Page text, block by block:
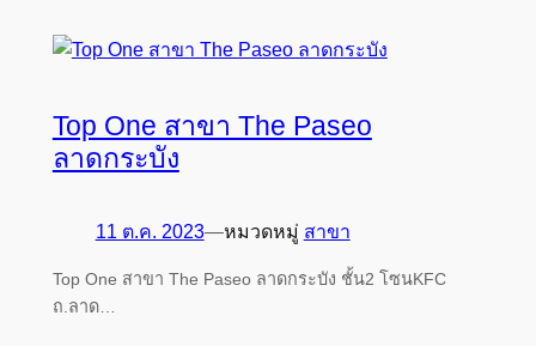
Top One สาขา The Paseo
ลาดกระบัง
11 ต.ค. 2023—หมวดหมู่ สาขา
Top One สาขา The Paseo ลาดกระบัง ชั้น2 โซนKFC
ถ.ลาด…